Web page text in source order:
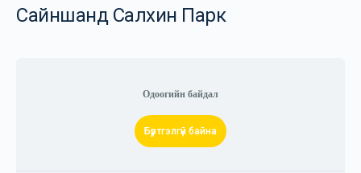
Сайншанд Салхин Парк
Одоогийн байдал
Бүртгэлгүй байна